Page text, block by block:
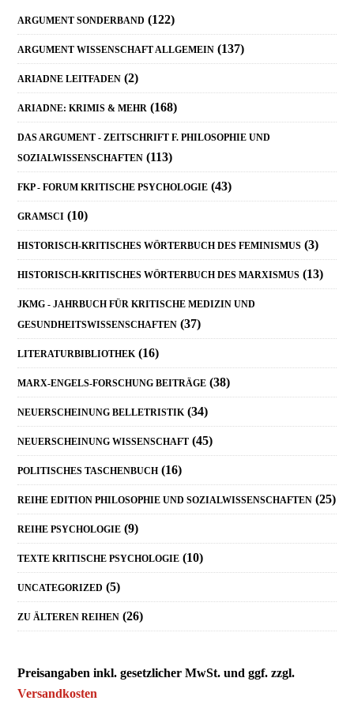
Sidebar
ARGUMENT SONDERBAND (122)
ARGUMENT WISSENSCHAFT ALLGEMEIN (137)
ARIADNE LEITFADEN (2)
ARIADNE: KRIMIS & MEHR (168)
DAS ARGUMENT - ZEITSCHRIFT F. PHILOSOPHIE UND
SOZIALWISSENSCHAFTEN (113)
FKP - FORUM KRITISCHE PSYCHOLOGIE (43)
GRAMSCI (10)
HISTORISCH-KRITISCHES WÖRTERBUCH DES FEMINISMUS (3)
HISTORISCH-KRITISCHES WÖRTERBUCH DES MARXISMUS (13)
JKMG - JAHRBUCH FÜR KRITISCHE MEDIZIN UND
GESUNDHEITSWISSENSCHAFTEN (37)
LITERATURBIBLIOTHEK (16)
MARX-ENGELS-FORSCHUNG BEITRÄGE (38)
NEUERSCHEINUNG BELLETRISTIK (34)
NEUERSCHEINUNG WISSENSCHAFT (45)
POLITISCHES TASCHENBUCH (16)
REIHE EDITION PHILOSOPHIE UND SOZIALWISSENSCHAFTEN (25)
REIHE PSYCHOLOGIE (9)
TEXTE KRITISCHE PSYCHOLOGIE (10)
UNCATEGORIZED (5)
ZU ÄLTEREN REIHEN (26)
Preisangaben inkl. gesetzlicher MwSt. und ggf. zzgl.
Versandkosten